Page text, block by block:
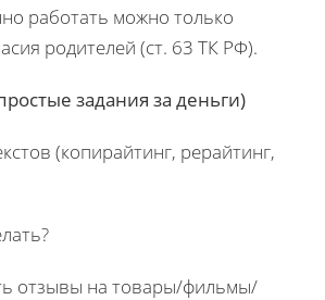
работать можно только
родителей (ст. 63 ТК РФ).
задания за деньги)
(копирайтинг, рерайтинг,
отзывы на товары/фильмы/